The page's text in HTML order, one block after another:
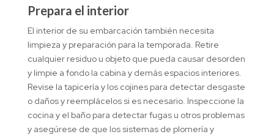
Prepara el interior
El interior de su embarcación también necesita
limpieza y preparación para la temporada. Retire
cualquier residuo u objeto que pueda causar desorden
y limpie a fondo la cabina y demás espacios interiores.
Revise la tapicería y los cojines para detectar desgaste
o daños y reemplácelos si es necesario. Inspeccione la
cocina y el baño para detectar fugas u otros problemas
y asegúrese de que los sistemas de plomería y